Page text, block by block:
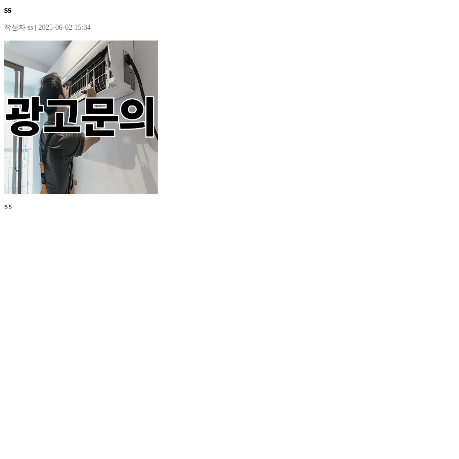
ss
작성자 ss | 2025-06-02 15:34
ss